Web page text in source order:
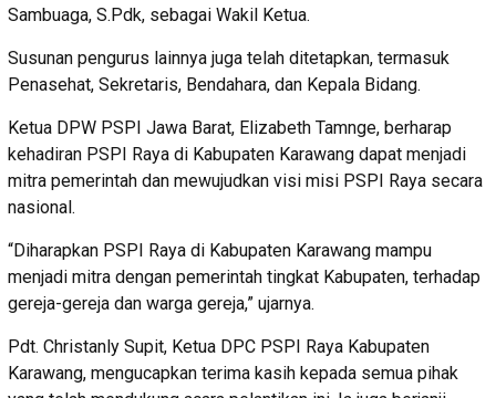
Sambuaga, S.Pdk, sebagai Wakil Ketua.
Susunan pengurus lainnya juga telah ditetapkan, termasuk
Penasehat, Sekretaris, Bendahara, dan Kepala Bidang.
Ketua DPW PSPI Jawa Barat, Elizabeth Tamnge, berharap
kehadiran PSPI Raya di Kabupaten Karawang dapat menjadi
mitra pemerintah dan mewujudkan visi misi PSPI Raya secara
nasional.
“Diharapkan PSPI Raya di Kabupaten Karawang mampu
menjadi mitra dengan pemerintah tingkat Kabupaten, terhadap
gereja-gereja dan warga gereja,” ujarnya.
Pdt. Christanly Supit, Ketua DPC PSPI Raya Kabupaten
Karawang, mengucapkan terima kasih kepada semua pihak